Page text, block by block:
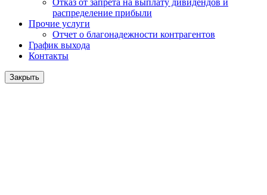
Отказ от запрета на выплату дивидендов и
распределение прибыли
Прочие услуги
Отчет о благонадежности контрагентов
График выхода
Контакты
Закрыть